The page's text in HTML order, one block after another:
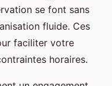
se font sans
fluide. Ces
faciliter votre
horaires.